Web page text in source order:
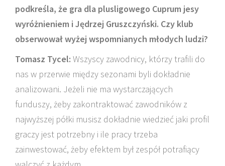
podkreśla, że gra dla plusligowego Cuprum jesy
wyróżnieniem i Jędrzej Gruszczyński. Czy klub
obserwował wyżej wspomnianych młodych ludzi?
Tomasz Tycel: Wszyscy zawodnicy, którzy trafili do
nas w przerwie między sezonami byli dokładnie
analizowani. Jeżeli nie ma wystarczających
funduszy, żeby zakontraktować zawodników z
najwyższej półki musisz dokładnie wiedzieć jaki profil
graczy jest potrzebny i ile pracy trzeba
zainwestować, żeby efektem był zespół potrafiący